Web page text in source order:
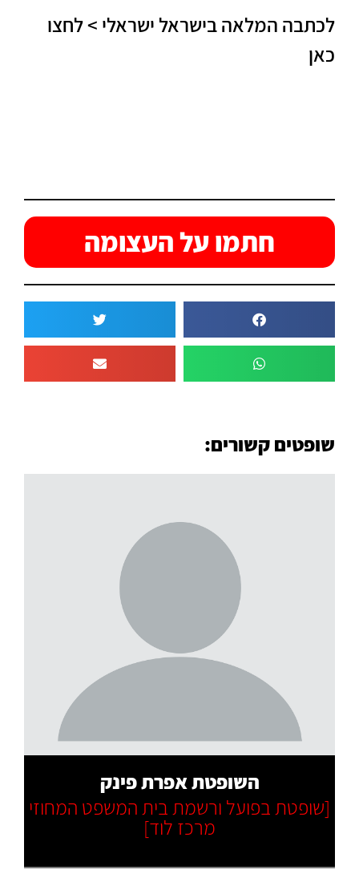
לכתבה המלאה בישראל ישראלי > לחצו
כאן
חתמו על העצומה
שופטים קשורים:
השופטת אפרת פינק
[שופטת בפועל ורשמת בית המשפט המחוזי
מרכז לוד]